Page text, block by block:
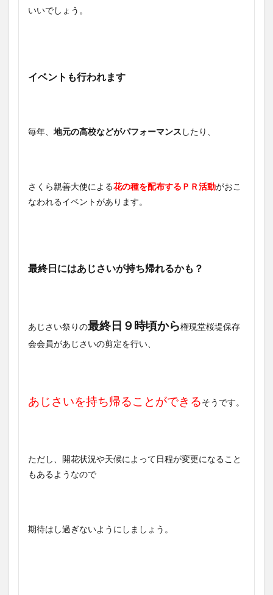
いいでしょう。
イベントも行われます
毎年、 地元の高校などがパフォーマンス したり、
さくら親善大使による花の種を配布するＰＲ活動がおこ
なわれるイベントがあります。
最終日にはあじさいが持ち帰れるかも？
あじさい祭りの最終日９時頃から権現堂桜堤保存
会会員があじさいの剪定を行い、
あじさいを持ち帰ることができるそうです。
ただし、開花状況や天候によって日程が変更になること
もあるようなので
期待はし過ぎないようにしましょう。